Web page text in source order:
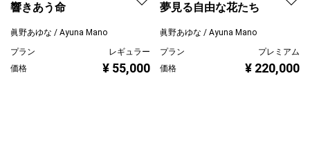
響きあう命
眞野あゆな / Ayuna Mano
プラン
レギュラー
価格
¥ 55,000
夢見る自由な花たち
眞野あゆな / Ayuna Mano
プラン
プレミアム
価格
¥ 220,000